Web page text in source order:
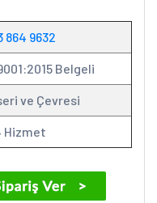
864 9632
Belgeli
ve Çevresi
Hizmet